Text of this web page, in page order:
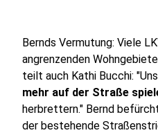
Bernds Vermutung: Viele
angrenzenden
teilt auch Kathi Bucchi:
mehr auf der Straße
herbrettern." Bernd
der bestehende